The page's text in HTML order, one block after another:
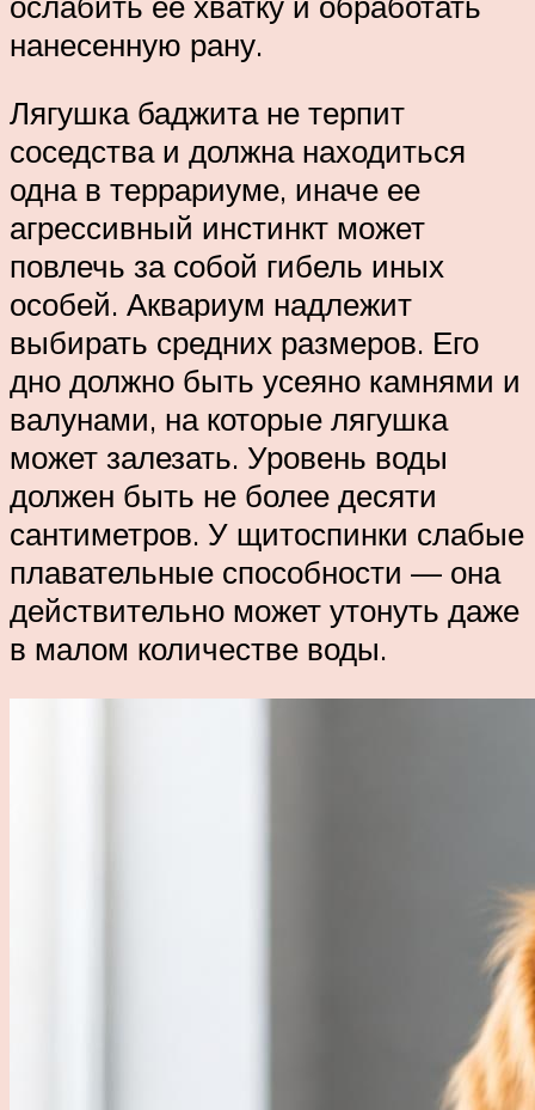
нанесенную рану.
Лягушка баджита не терпит
соседства и должна находиться
одна в террариуме, иначе ее
агрессивный инстинкт может
повлечь за собой гибель иных
особей. Аквариум надлежит
выбирать средних размеров. Его
дно должно быть усеяно камнями и
валунами, на которые лягушка
может залезать. Уровень воды
должен быть не более десяти
сантиметров. У щитоспинки слабые
плавательные способности — она
действительно может утонуть даже
в малом количестве воды.